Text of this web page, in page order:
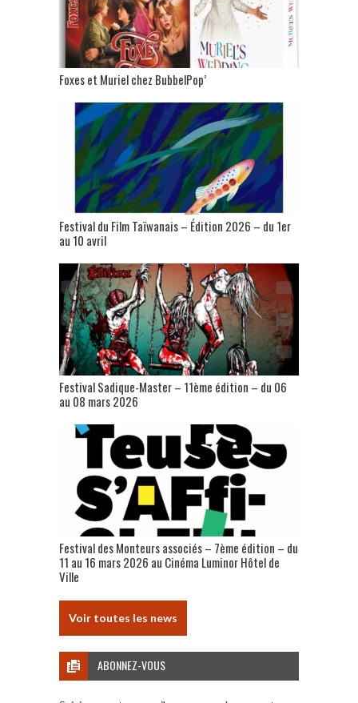
Foxes et Muriel chez BubbelPop’
Festival du Film Taïwanais – Édition 2026 – du 1er
au 10 avril
Festival Sadique-Master – 11ème édition – du 06
au 08 mars 2026
Festival des Monteurs associés – 7ème édition – du
11 au 16 mars 2026 au Cinéma Luminor Hôtel de
Ville
Voir toutes les news
ABONNEZ-VOUS